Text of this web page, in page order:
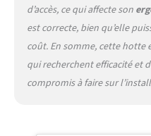
d’accès, ce qui affecte son
est correcte, bien qu’elle
coût. En somme, cette hotte
qui recherchent efficacité et
compromis à faire sur